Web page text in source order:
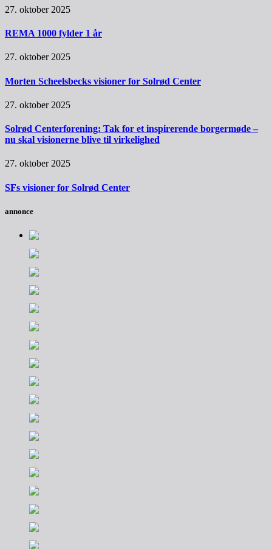
27. oktober 2025
REMA 1000 fylder 1 år
27. oktober 2025
Morten Scheelsbecks visioner for Solrød Center
27. oktober 2025
Solrød Centerforening: Tak for et inspirerende borgermøde –
nu skal visionerne blive til virkelighed
27. oktober 2025
SFs visioner for Solrød Center
annonce